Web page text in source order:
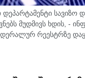
სავიზო
მუდმივს ხდის, -
რეესტრზე
რეესტრის
B1 და B2 ვიზებზე,